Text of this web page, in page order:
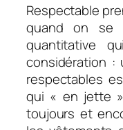
Respectable
quand on se
quantitative
considération :
respectables
qui « en jette
toujours et